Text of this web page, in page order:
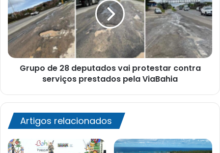
deputados
vai
protestar
contra
serviços
prestados
Grupo de 28 deputados vai protestar contra
serviços prestados pela ViaBahia
Artigos relacionados